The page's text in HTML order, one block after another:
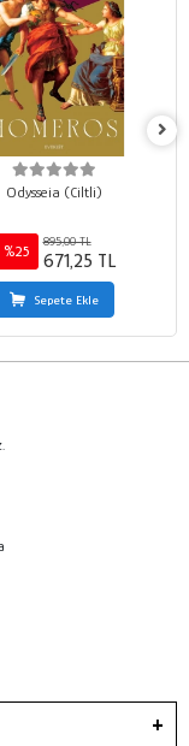
Odysseia (Ciltli)
%25
895,00 TL
671,25 TL
Sepete Ekle